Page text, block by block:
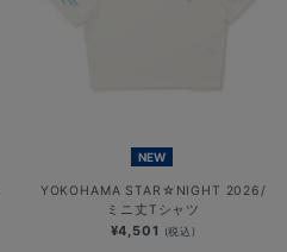
NEW
YOKOHAMA STAR☆NIGHT 2026/
ミニ丈Tシャツ
¥4,501 (税込)